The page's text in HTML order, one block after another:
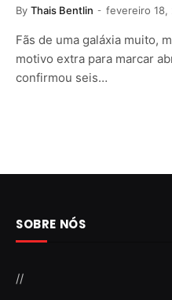
By Thais Bentlin fevereiro 18,
Fãs de uma galáxia muito,
motivo extra para marcar
confirmou seis…
SOBRE NÓS
//